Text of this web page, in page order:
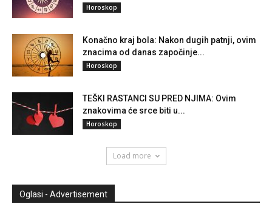
Horoskop
Konačno kraj bola: Nakon dugih patnji, ovim
znacima od danas započinje...
Horoskop
TEŠKI RASTANCI SU PRED NJIMA: Ovim
znakovima će srce biti u...
Horoskop
Load more
Oglasi - Advertisement